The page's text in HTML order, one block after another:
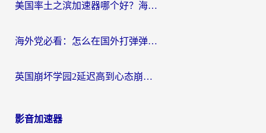
美国率土之滨加速器哪个好？海外党国服游戏畅玩终极指南（附多游戏解决方案）
海外党必看：怎么在国外打弹弹堂不卡？番茄加速器亲测指南
英国崩坏学园2延迟高到心态崩？海外党国服游戏加速终极指南
影音加速器